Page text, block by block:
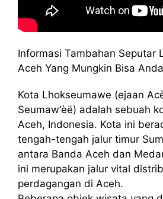
Informasi Tambahan Seputar
Aceh Yang Mungkin Bisa
Kota Lhokseumawe (ejaan
Seumaw‘èë) adalah sebuah
Aceh, Indonesia. Kota ini
tengah-tengah jalur timur
antara Banda Aceh dan
ini merupakan jalur vital
perdagangan di Aceh.